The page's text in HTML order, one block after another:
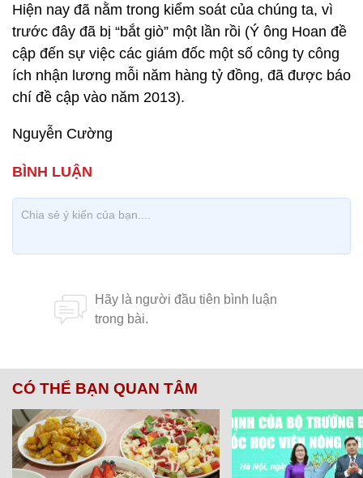
Hiện nay đã nằm trong kiểm soát của chúng ta, vì
trước đây đã bị “bắt giò” một lần rồi (Ý ông Hoan đề
cập đến sự việc các giám đốc một số công ty công
ích nhận lương mỗi năm hàng tỷ đồng, đã được báo
chí đề cập vào năm 2013).
Nguyễn Cường
CÓ THỂ BẠN QUAN TÂM